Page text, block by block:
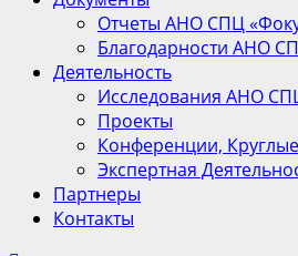
Отчеты АНО СПЦ
Благодарности АНО
Деятельность
Исследования АНО
Проекты
Конференции,
Экспертная
Партнеры
Контакты